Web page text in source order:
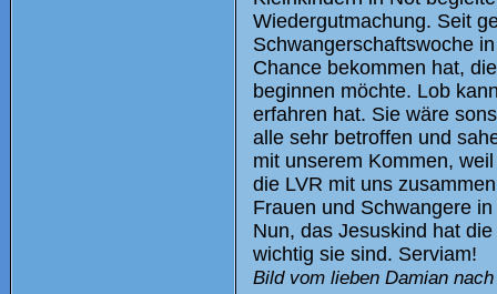
Wiedergutmachung. Seit
Schwangerschaftswoche
Chance bekommen hat,
beginnen möchte. Lob
erfahren hat. Sie wäre
alle sehr betroffen und
mit unserem Kommen,
die LVR mit uns
Frauen und Schwangere
Nun, das Jesuskind hat
wichtig sie sind. Serviam!
Bild vom lieben Damian